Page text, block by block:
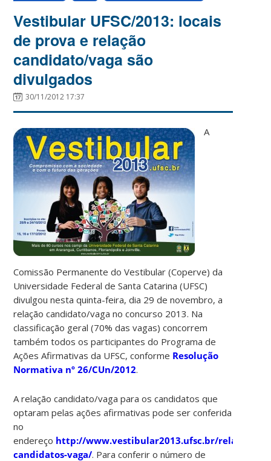
Vestibular UFSC/2013: locais
de prova e relação
candidato/vaga são
divulgados
30/11/2012 17:37
A
Comissão Permanente do Vestibular (Coperve) da
Universidade Federal de Santa Catarina (UFSC)
divulgou nesta quinta-feira, dia 29 de novembro, a
relação candidato/vaga no concurso 2013. Na
classificação geral (70% das vagas) concorrem
também todos os participantes do Programa de
Ações Afirmativas da UFSC, conforme Resolução
Normativa nº 26/CUn/2012.
A relação candidato/vaga para os candidatos que
optaram pelas ações afirmativas pode ser conferida
no
endereço http://www.vestibular2013.ufsc.br/relacao-
candidatos-vaga/. Para conferir o número de